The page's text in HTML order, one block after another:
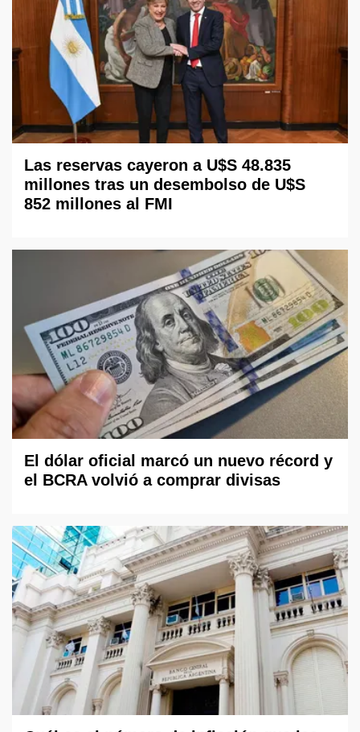
Las reservas cayeron a U$S 48.835
millones tras un desembolso de U$S
852 millones al FMI
El dólar oficial marcó un nuevo récord y
el BCRA volvió a comprar divisas